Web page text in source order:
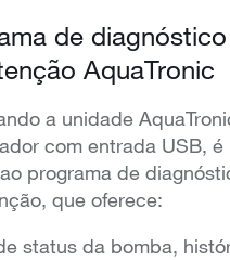
de
AquaTronic
a unidade
com entrada USB, é
programa de
que oferece:
status da bomba,